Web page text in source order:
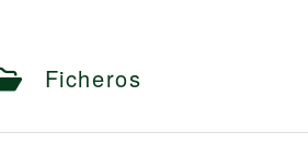
Ficheros